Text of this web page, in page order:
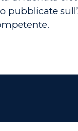
pubblicate